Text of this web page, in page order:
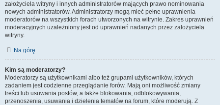
założyciela witryny i innych administratorów mających prawo nominowania
nowych administratorów. Administratorzy mogą mieć pełne uprawnienia
moderatorów na wszystkich forach utworzonych na witrynie. Zakres uprawnień
moderacyjnych uzależniony jest od uprawnień nadanych przez założyciela
witryny.
Na górę
Kim są moderatorzy?
Moderatorzy są użytkownikami albo też grupami użytkowników, których
zadaniem jest codzienne przeglądanie forów. Mają oni możliwość zmiany
treści lub usuwania postów, a także blokowania, odblokowywania,
przenoszenia, usuwania i dzielenia tematów na forum, które moderują. Z